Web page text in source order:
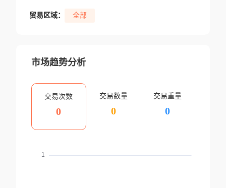
贸易区域： 全部
市场趋势分析
交易次数
0
交易数量
0
交易重量
0